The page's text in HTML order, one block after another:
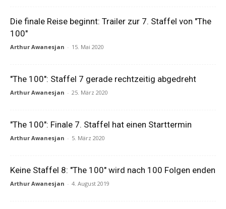
Die finale Reise beginnt: Trailer zur 7. Staffel von "The
100"
Arthur Awanesjan - 15. Mai 2020
"The 100": Staffel 7 gerade rechtzeitig abgedreht
Arthur Awanesjan - 25. März 2020
"The 100": Finale 7. Staffel hat einen Starttermin
Arthur Awanesjan - 5. März 2020
Keine Staffel 8: "The 100" wird nach 100 Folgen enden
Arthur Awanesjan - 4. August 2019